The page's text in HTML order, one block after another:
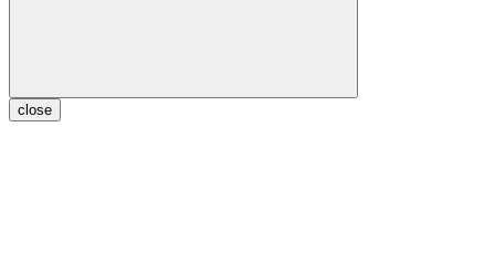
close